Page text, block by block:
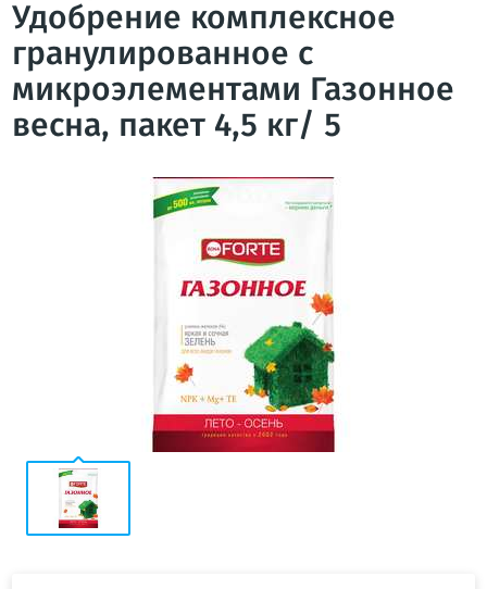
Удобрение комплексное
гранулированное с
микроэлементами Газонное
весна, пакет 4,5 кг/ 5